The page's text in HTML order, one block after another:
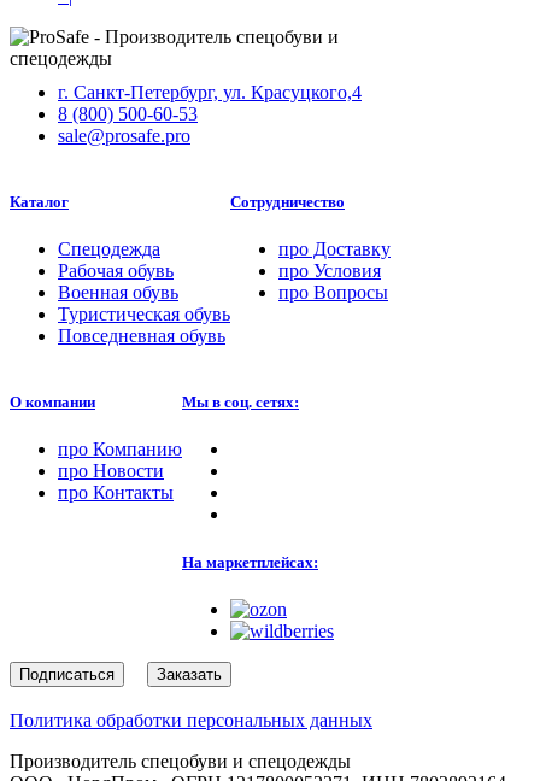
г. Санкт-Петербург, ул. Красуцкого,4
8 (800) 500-60-53
sale@prosafe.pro
Каталог
Спецодежда
Рабочая обувь
Военная обувь
Туристическая обувь
Повседневная обувь
Сотрудничество
про Доставку
про Условия
про Вопросы
О компании
про Компанию
про Новости
про Контакты
Мы в соц. сетях:
На маркетплейсах:
Подписаться Заказать
Политика обработки персональных данных
Производитель спецобуви и спецодежды